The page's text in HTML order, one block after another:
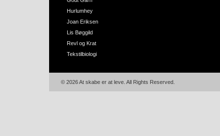
Hurlumhey
Joan Eriksen
Lis Bøggild
Revl og Krat
Tekstilbiologi
© 2026 At skabe er at leve. All Rights Reserved.